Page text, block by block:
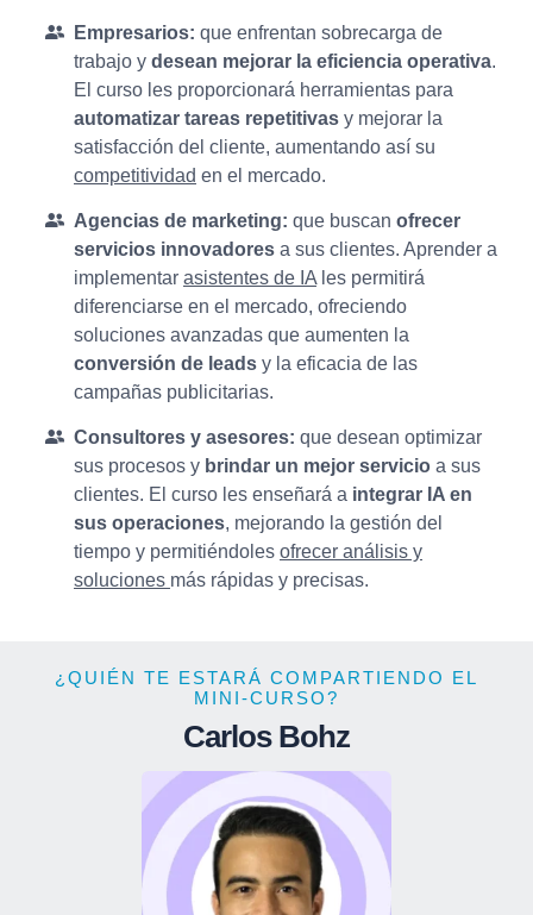
Empresarios: que enfrentan sobrecarga de
trabajo y desean mejorar la eficiencia operativa.
El curso les proporcionará herramientas para
automatizar tareas repetitivas y mejorar la
satisfacción del cliente, aumentando así su
competitividad en el mercado.
Agencias de marketing: que buscan ofrecer
servicios innovadores a sus clientes. Aprender a
implementar asistentes de IA les permitirá
diferenciarse en el mercado, ofreciendo
soluciones avanzadas que aumenten la
conversión de leads y la eficacia de las
campañas publicitarias.
Consultores y asesores: que desean optimizar
sus procesos y brindar un mejor servicio a sus
clientes. El curso les enseñará a integrar IA en
sus operaciones, mejorando la gestión del
tiempo y permitiéndoles ofrecer análisis y
soluciones más rápidas y precisas.
¿QUIÉN TE ESTARÁ COMPARTIENDO EL
MINI-CURSO?
Carlos Bohz